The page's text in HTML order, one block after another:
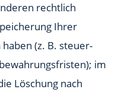
rechtlich
Ihrer
(z. B. steuer-
im
Löschung nach